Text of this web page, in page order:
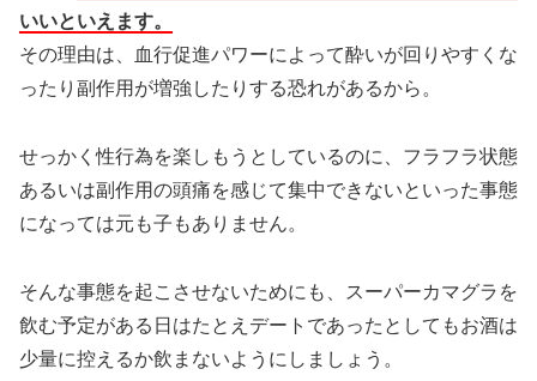
いいといえます。
その理由は、血行促進パワーによって酔いが回りやすくな
ったり副作用が増強したりする恐れがあるから。
せっかく性行為を楽しもうとしているのに、フラフラ状態
あるいは副作用の頭痛を感じて集中できないといった事態
になっては元も子もありません。
そんな事態を起こさせないためにも、スーパーカマグラを
飲む予定がある日はたとえデートであったとしてもお酒は
少量に控えるか飲まないようにしましょう。